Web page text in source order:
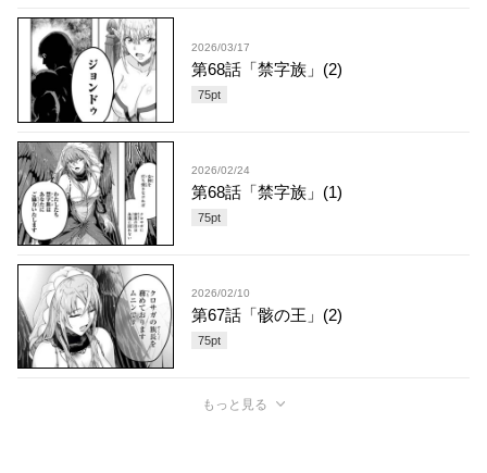
2026/03/17
第68話「禁字族」(2)
75pt
2026/02/24
第68話「禁字族」(1)
75pt
2026/02/10
第67話「骸の王」(2)
75pt
もっと見る